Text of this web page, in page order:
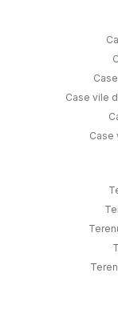
Case vile
Case